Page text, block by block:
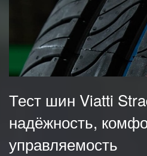
Тест шин Viatti
надёжность,
управляемость